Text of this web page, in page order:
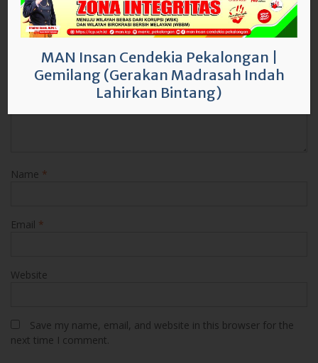
Comment
Name *
Email *
Website
Save my name, email, and website in this browser for the
next time I comment.
MAN Insan Cendekia Pekalongan
Gemilang (Gerakan Madrasah Indah
Lahirkan Bintang)